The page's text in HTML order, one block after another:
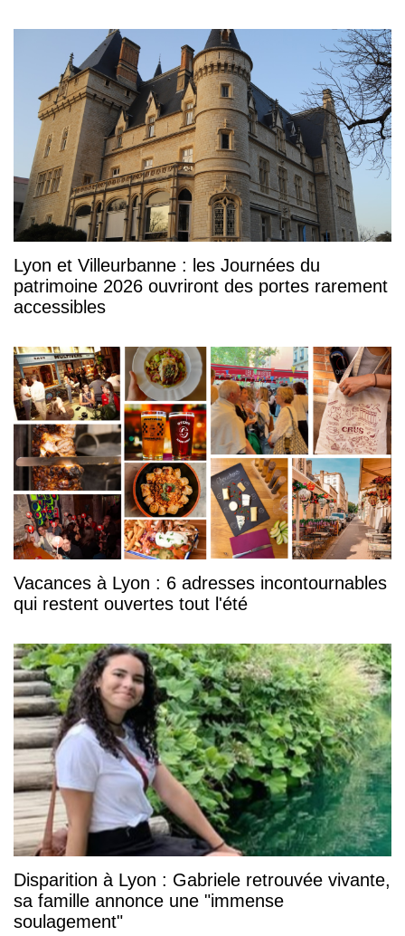
Lyon et Villeurbanne : les Journées du
patrimoine 2026 ouvriront des portes rarement
accessibles
Vacances à Lyon : 6 adresses incontournables
qui restent ouvertes tout l'été
Disparition à Lyon : Gabriele retrouvée vivante,
sa famille annonce une "immense
soulagement"